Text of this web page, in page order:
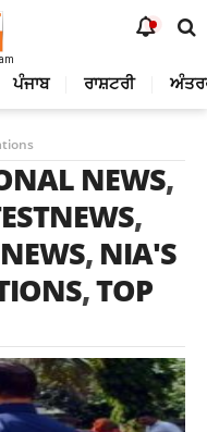
ਪੰਜਾਬ ਰਾਸ਼ਟਰੀ
NEWS,
,
NEWS, NIA'S
,TOP